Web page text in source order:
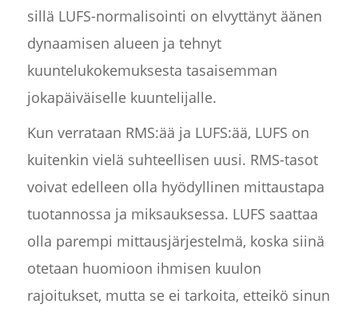
sillä LUFS-normalisointi on elvyttänyt äänen
dynaamisen alueen ja tehnyt
kuuntelukokemuksesta tasaisemman
jokapäiväiselle kuuntelijalle.
Kun verrataan RMS:ää ja LUFS:ää, LUFS on
kuitenkin vielä suhteellisen uusi. RMS-tasot
voivat edelleen olla hyödyllinen mittaustapa
tuotannossa ja miksauksessa. LUFS saattaa
olla parempi mittausjärjestelmä, koska siinä
otetaan huomioon ihmisen kuulon
rajoitukset, mutta se ei tarkoita, etteikö sinun